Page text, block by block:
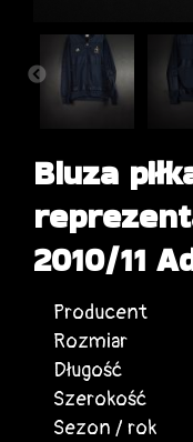
Bluza
2010/11
Producent
Rozmiar
Długość
Szerokość
Sezon / rok